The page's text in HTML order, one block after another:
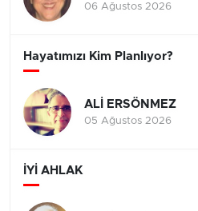
06 Ağustos 2026
Hayatımızı Kim Planlıyor?
ALİ ERSÖNMEZ
05 Ağustos 2026
İYİ AHLAK